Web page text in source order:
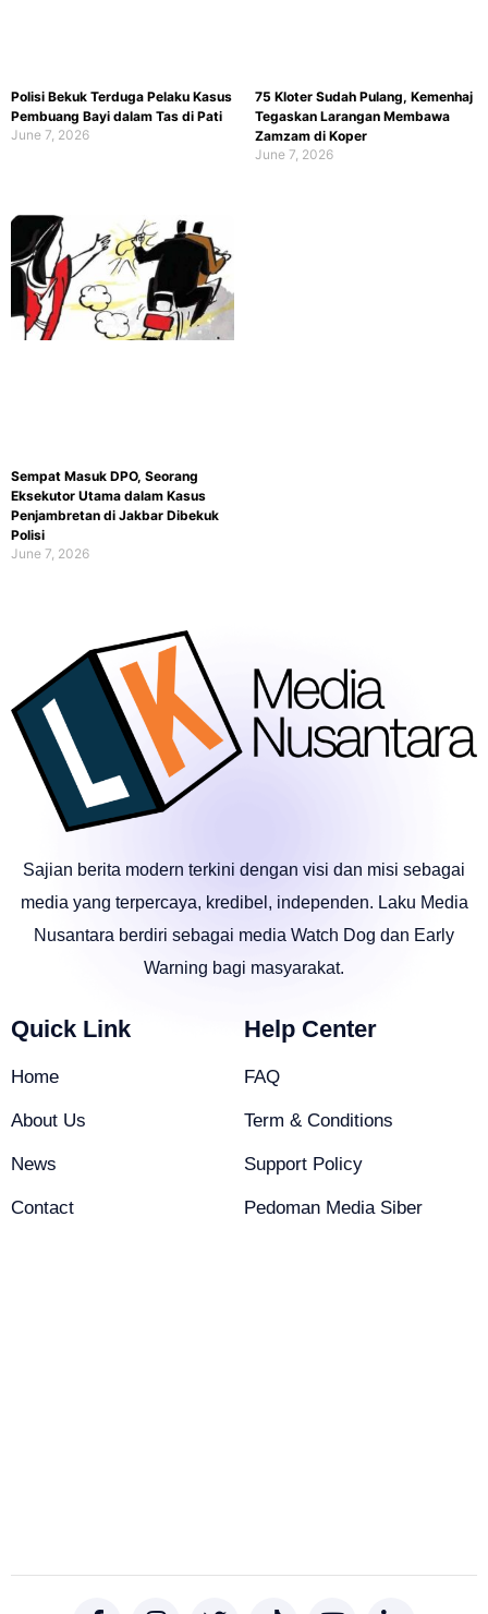
Polisi Bekuk Terduga Pelaku Kasus
Pembuang Bayi dalam Tas di Pati
June 7, 2026
75 Kloter Sudah Pulang, Kemenhaj
Tegaskan Larangan Membawa
Zamzam di Koper
June 7, 2026
Sempat Masuk DPO, Seorang
Eksekutor Utama dalam Kasus
Penjambretan di Jakbar Dibekuk
Polisi
June 7, 2026
Sajian berita modern terkini dengan visi dan misi sebagai
media yang terpercaya, kredibel, independen. Laku Media
Nusantara berdiri sebagai media Watch Dog dan Early
Warning bagi masyarakat.
Quick Link
Home
About Us
News
Contact
Help Center
FAQ
Term & Conditions
Support Policy
Pedoman Media Siber